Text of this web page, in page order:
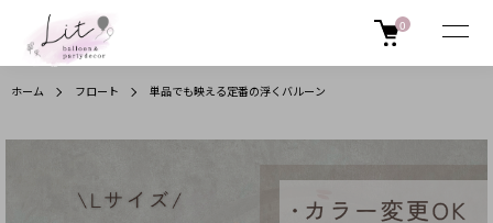
0
ホーム フロート 単品でも映える定番の浮くバルーン